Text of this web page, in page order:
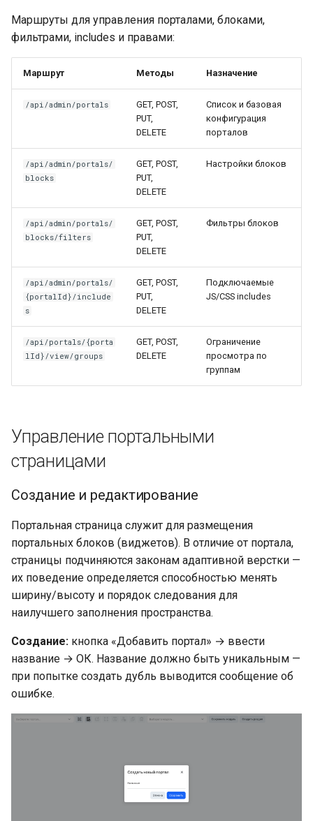
Lua в смарт-скриптах
NLP API в скриптах
Конструктор Dashboard
Конструктор CSS Grid
(устаревший)
Типы портальных блоков
JS API порталов и
JS/CSS Includes
блоков
Блоки порталов
(PortalGridBlocks)
Фильтры блоков
Каскадные
выпадающие списки
Includes (JS/CSS)
Пользовательские
переопределения
раскладки
Работа с API порталов —
Маршруты для управления порталами, блоками,
фильтрами, includes и правами:
Маршрут Методы Назначение
/api/admin/portals
GET, POST,
PUT,
DELETE
Список и базовая
конфигурация
порталов
/api/admin/portals/
blocks
GET, POST,
PUT,
DELETE
Настройки блоков
/api/admin/portals/
blocks/filters
GET, POST,
PUT,
DELETE
Фильтры блоков
/api/admin/portals/
{portalId}/include
s
GET, POST,
PUT,
DELETE
Подключаемые
JS/CSS includes
/api/portals/{porta
lId}/view/groups
GET, POST,
DELETE
Ограничение
просмотра по
группам
Управление портальными
страницами
Создание и редактирование
Портальная страница служит для размещения
портальных блоков (виджетов). В отличие от портала,
страницы подчиняются законам адаптивной верстки —
их поведение определяется способностью менять
ширину/высоту и порядок следования для
наилучшего заполнения пространства.
Создание: кнопка «Добавить портал» → ввести
название → ОК. Название должно быть уникальным —
при попытке создать дубль выводится сообщение об
ошибке.